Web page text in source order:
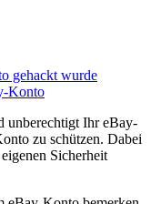
gehackt wurde
Konto
unberechtigt Ihr eBay-
zu schützen. Dabei
Sicherheit